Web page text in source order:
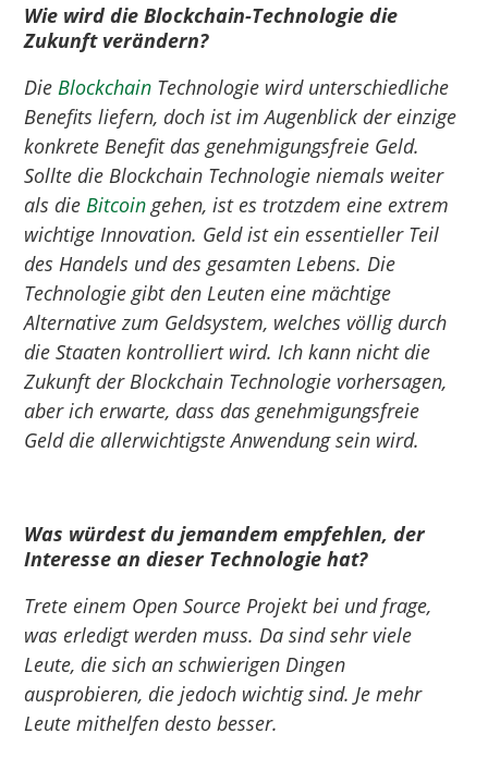
Wie wird die Blockchain-Technologie die
Zukunft verändern?
Die Blockchain Technologie wird unterschiedliche
Benefits liefern, doch ist im Augenblick der einzige
konkrete Benefit das genehmigungsfreie Geld.
Sollte die Blockchain Technologie niemals weiter
als die Bitcoin gehen, ist es trotzdem eine extrem
wichtige Innovation. Geld ist ein essentieller Teil
des Handels und des gesamten Lebens. Die
Technologie gibt den Leuten eine mächtige
Alternative zum Geldsystem, welches völlig durch
die Staaten kontrolliert wird. Ich kann nicht die
Zukunft der Blockchain Technologie vorhersagen,
aber ich erwarte, dass das genehmigungsfreie
Geld die allerwichtigste Anwendung sein wird.
Was würdest du jemandem empfehlen, der
Interesse an dieser Technologie hat?
Trete einem Open Source Projekt bei und frage,
was erledigt werden muss. Da sind sehr viele
Leute, die sich an schwierigen Dingen
ausprobieren, die jedoch wichtig sind. Je mehr
Leute mithelfen desto besser.